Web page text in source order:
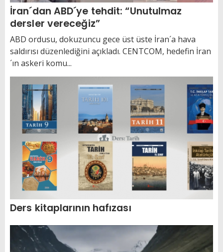
İran´dan ABD´ye tehdit: “Unutulmaz
dersler vereceğiz”
ABD ordusu, dokuzuncu gece üst üste İran´a hava
saldırısı düzenlediğini açıkladı. CENTCOM, hedefin İran
´ın askeri komu...
Ders kitaplarının hafızası